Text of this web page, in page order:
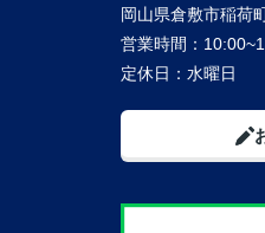
岡山県倉
営業時間：
定休日： 水曜日